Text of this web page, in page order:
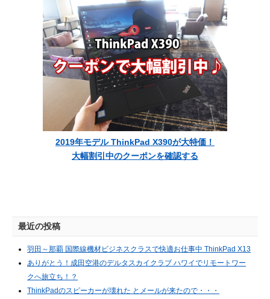
2019年モデル ThinkPad X390が大特価！
大幅割引中のクーポンを確認する
最近の投稿
羽田～那覇 国際線機材ビジネスクラスで快適お仕事中 ThinkPad X13
ありがとう！成田空港のデルタスカイクラブ ハワイでリモートワー
クへ旅立ち！？
ThinkPadのスピーカーが壊れた とメールが来たので・・・